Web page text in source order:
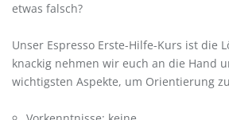
etwas falsch?
Unser Espresso Erste-Hilfe-Kurs ist die
knackig nehmen wir euch an die Hand
wichtigsten Aspekte, um Orientierung